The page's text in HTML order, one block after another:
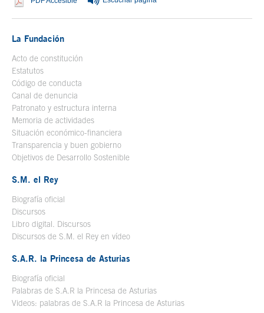
La Fundación
Acto de constitución
Estatutos
Código de conducta
Canal de denuncia
Patronato y estructura interna
Memoria de actividades
Situación económico-financiera
Transparencia y buen gobierno
Objetivos de Desarrollo Sostenible
S.M. el Rey
Biografía oficial
Discursos
Libro digital. Discursos
Discursos de S.M. el Rey en vídeo
S.A.R. la Princesa de Asturias
Biografía oficial
Palabras de S.A.R la Princesa de Asturias
Videos: palabras de S.A.R la Princesa de Asturias